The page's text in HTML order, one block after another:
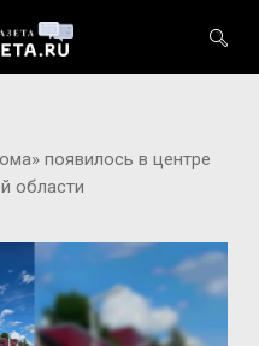
появилось в центре
области